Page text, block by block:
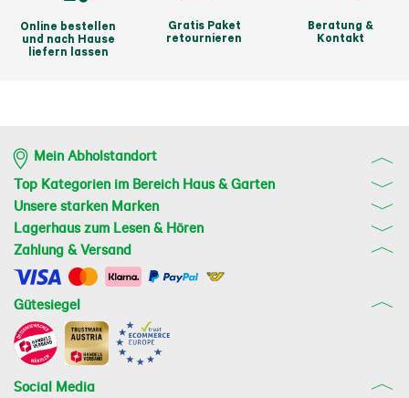
Online bestellen
und nach Hause
liefern lassen
Gratis Paket
retournieren
Beratung &
Kontakt
Mein Abholstandort
Top Kategorien im Bereich Haus & Garten
Unsere starken Marken
Lagerhaus zum Lesen & Hören
Zahlung & Versand
Gütesiegel
Social Media